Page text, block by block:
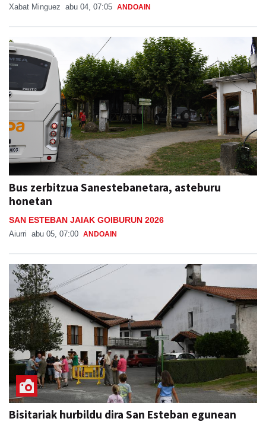
Xabat Minguez abu 04, 07:05 ANDOAIN
Bus zerbitzua Sanestebanetara, asteburu
honetan
SAN ESTEBAN JAIAK GOIBURUN 2026
Aiurri abu 05, 07:00 ANDOAIN
Bisitariak hurbildu dira San Esteban egunean